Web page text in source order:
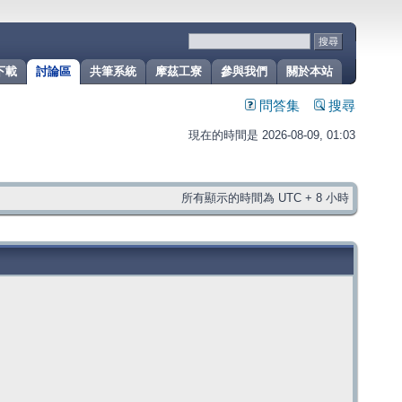
關於本站
參與我們
摩茲工寮
共筆系統
討論區
載
問答集 搜尋
現在的時間是 2026-08-09, 01:03
所有顯示的時間為 UTC + 8 小時